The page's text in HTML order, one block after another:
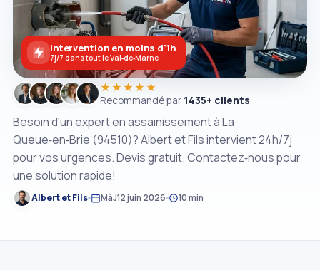
Besoin d'un expert en assainissement à La
Queue‑en‑Brie (94510)? Albert et Fils intervient 24h/7j
pour vos urgences. Devis gratuit. Contactez‑nous pour
une solution rapide!
Albert et Fils MàJ12 juin 2026 10 min
★★★★★
Recommandé par 1435+ clients
Intervention en moins d'1h
7j/7 dans tout le Val‑de‑Marne